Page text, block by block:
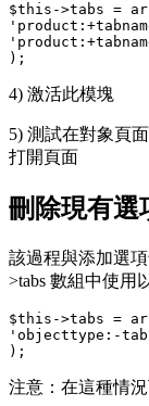
$this ->tabs =
);
4) 激活此模塊
5) 測試在對象頁
打開頁面
刪除現有選
該過程與添加選
>tabs 數組中使用
$this ->tabs =
'objecttype:-
);
注意：在這種情